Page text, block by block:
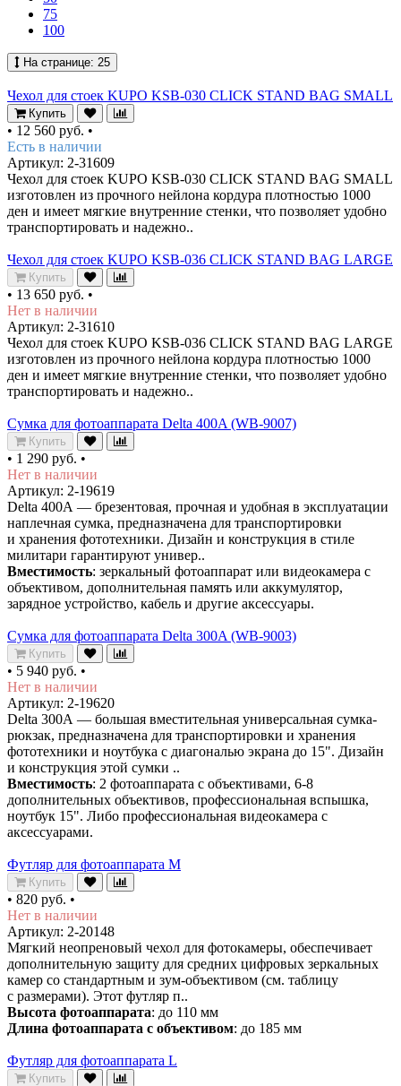
75
100
На странице: 25
Чехол для стоек KUPO KSB-030 CLICK STAND BAG SMALL
Купить
• 12 560 руб. •
Есть в наличии
Артикул: 2-31609
Чехол для стоек KUPO KSB-030 CLICK STAND BAG SMALL
изготовлен из прочного нейлона кордура плотностью 1000
ден и имеет мягкие внутренние стенки, что позволяет удобно
транспортировать и надежно..
Чехол для стоек KUPO KSB-036 CLICK STAND BAG LARGE
Купить
• 13 650 руб. •
Нет в наличии
Артикул: 2-31610
Чехол для стоек KUPO KSB-036 CLICK STAND BAG LARGE
изготовлен из прочного нейлона кордура плотностью 1000
ден и имеет мягкие внутренние стенки, что позволяет удобно
транспортировать и надежно..
Сумка для фотоаппарата Delta 400A (WB-9007)
Купить
• 1 290 руб. •
Нет в наличии
Артикул: 2-19619
Delta 400A — брезентовая, прочная и удобная в эксплуатации
наплечная сумка, предназначена для транспортировки
и хранения фототехники. Дизайн и конструкция в стиле
милитари гарантируют универ..
Вместимость: зеркальный фотоаппарат или видеокамера с
объективом, дополнительная память или аккумулятор,
зарядное устройство, кабель и другие аксессуары.
Сумка для фотоаппарата Delta 300A (WB-9003)
Купить
• 5 940 руб. •
Нет в наличии
Артикул: 2-19620
Delta 300A — большая вместительная универсальная сумка-
рюкзак, предназначена для транспортировки и хранения
фототехники и ноутбука с диагональю экрана до 15". Дизайн
и конструкция этой сумки ..
Вместимость: 2 фотоаппарата с объективами, 6-8
дополнительных объективов, профессиональная вспышка,
ноутбук 15". Либо профессиональная видеокамера с
аксессуарами.
Футляр для фотоаппарата M
Купить
• 820 руб. •
Нет в наличии
Артикул: 2-20148
Мягкий неопреновый чехол для фотокамеры, обеспечивает
дополнительную защиту для средних цифровых зеркальных
камер со стандартным и зум-объективом (см. таблицу
с размерами). Этот футляр п..
Высота фотоаппарата: до 110 мм
Длина фотоаппарата с объективом: до 185 мм
Футляр для фотоаппарата L
Купить